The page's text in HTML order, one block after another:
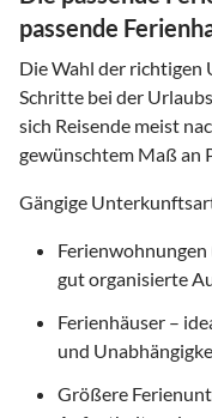
passende
Die Wahl der
Schritte bei der
sich Reisende meist
gewünschtem Maß an
Gängige
gut organisierte
Ferienhäuser –
und
Größere